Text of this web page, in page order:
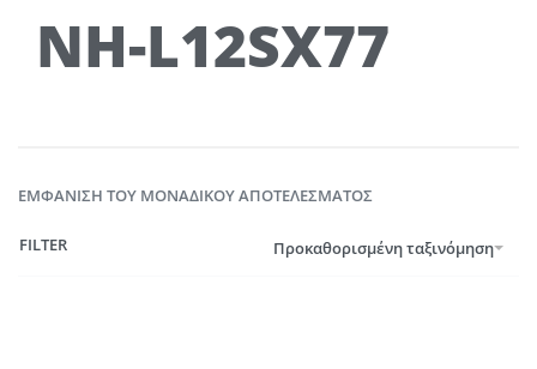
NH-L12SX77
ΕΜΦΆΝΙΣΗ ΤΟΥ ΜΟΝΑΔΙΚΟΎ ΑΠΟΤΕΛΈΣΜΑΤΟΣ
Προκαθορισμένη ταξινόμηση
FILTER